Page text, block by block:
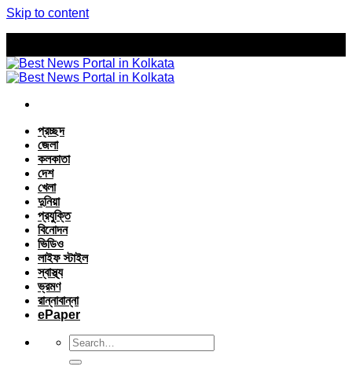
Skip to content
প্রচ্ছদ
জেলা
কলকাতা
দেশ
খেলা
দুনিয়া
প্রযুক্তি
বিনোদন
ভিডিও
লাইফ স্টাইল
স্বাস্থ্য
ভ্রমণ
রান্নাবান্না
ePaper